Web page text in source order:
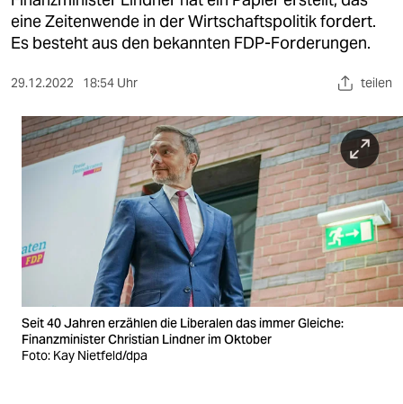
sport
berlin
nord
wahrheit
veranstaltungen
shop
fragen & hilfe
eine Zeitenwende in der Wirtschaftspolitik fordert.
Es besteht aus den bekannten FDP-Forderungen.
29.12.2022 18:54 Uhr teilen
Seit 40 Jahren erzählen die Liberalen das immer Gleiche:
Finanzminister Christian Lindner im Oktober
Foto: Kay Nietfeld/dpa